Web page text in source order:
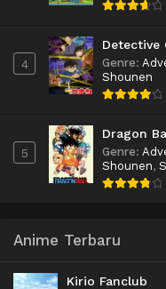
4
Detective
Genre:
Shounen
5
Dragon
Genre:
Shounen,
Anime Terbaru
Kirio Fanclub